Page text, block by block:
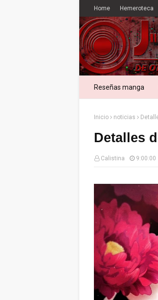
Home Hemeroteca
Reseñas manga
Inicio noticias
Detalles
Calistina 9:00:00